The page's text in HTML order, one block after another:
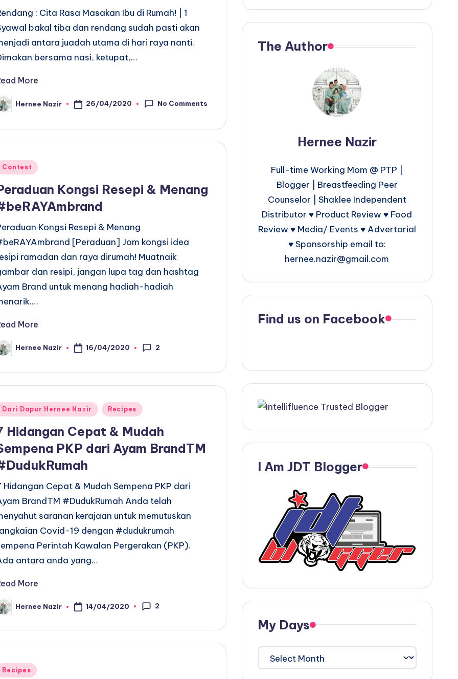
: Cita Rasa Masakan Ibu di Rumah! | 1
bakal tiba dan rendang sudah pasti akan
antara juadah utama di hari raya nanti.
bersama nasi, ketupat,…
More
Hernee Nazir 26/04/2020 No Comments
Contest
Kongsi Resepi & Menang
Kongsi Resepi & Menang
[Peraduan] Jom kongsi idea
ramadan dan raya dirumah! Muatnaik
dan resipi, jangan lupa tag dan hashtag
Brand untuk menang hadiah-hadiah
More
Hernee Nazir 16/04/2020 2
Dari Dapur Hernee Nazir Recipes
Hidangan Cepat & Mudah
PKP dari Ayam BrandTM
Hidangan Cepat & Mudah Sempena PKP dari
BrandTM #DudukRumah Anda telah
saranan kerajaan untuk memutuskan
Covid-19 dengan #dudukrumah
Perintah Kawalan Pergerakan (PKP).
antara anda yang…
More
Hernee Nazir 14/04/2020 2
Recipes
The Author
Hernee Nazir
Full-time Working Mom @ PTP |
Blogger | Breastfeeding Peer
Counselor | Shaklee Independent
Distributor ♥ Product Review ♥ Food
Review ♥ Media/ Events ♥ Advertorial
♥ Sponsorship email to:
hernee.nazir@gmail.com
Find us on Facebook
I Am JDT Blogger
My Days
Days